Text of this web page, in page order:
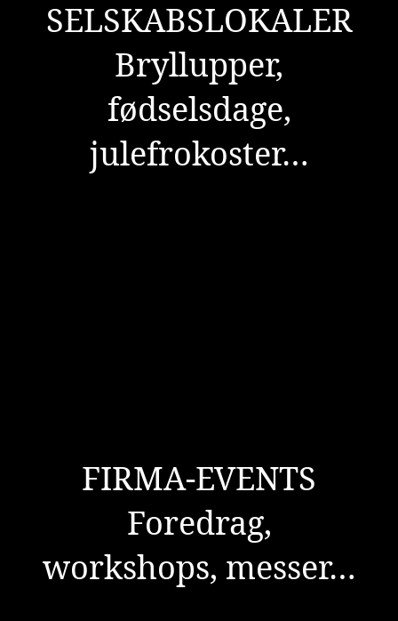
SELSKABSLOKALER
Bryllupper,
fødselsdage,
julefrokoster…
FIRMA-EVENTS
Foredrag,
workshops, messer…